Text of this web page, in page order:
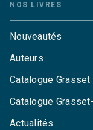
NOS LIVRES
Nouveautés
Auteurs
Catalogue Grasset
Catalogue
Actualités